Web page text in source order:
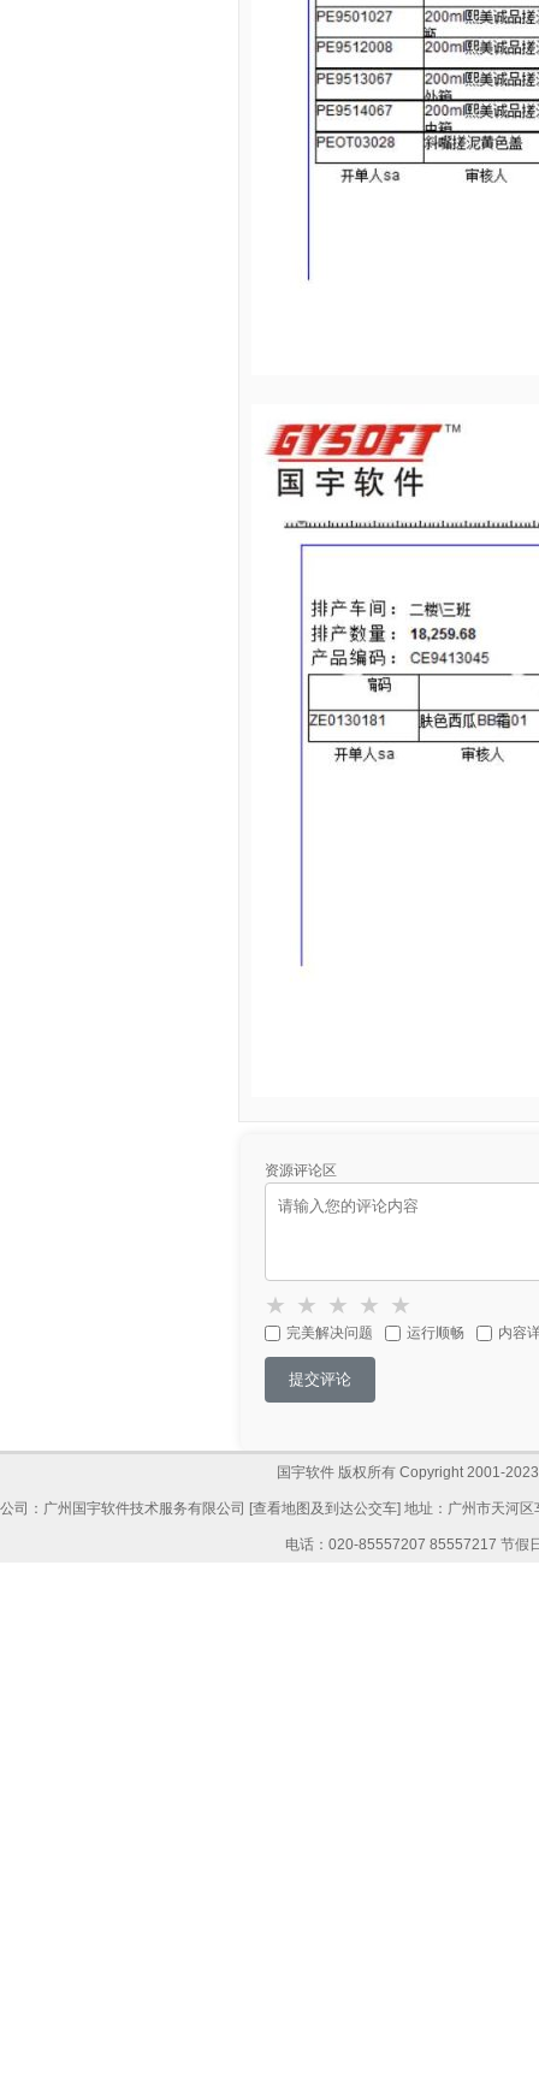
资源评论区
★ ★ ★ ★ ★
完美解决问题 运行顺畅 内容
提交评论
国宇软件 版权所有 Copyright 2001-
公司：广州国宇软件技术服务有限公司 [查看地图及到达公交车] 地址：广州市天河
电话：020-85557207 85557217 节